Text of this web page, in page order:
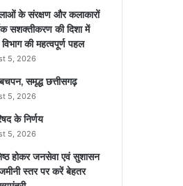
के संरक्षण और कलाकारों
सशक्तीकरण की दिशा में
की महत्वपूर्ण पहल
5, 2026
समृद्ध छत्तीसगढ़
5, 2026
के निर्णय
5, 2026
होकर जनसेवा एवं सुशासन
स्तर पर करें बेहतर